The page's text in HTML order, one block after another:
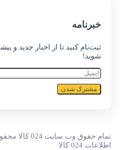
خبر‌نامه
ثبت‌نام کنید تا از اخبار جدید و
شوید!
مشترک شدن
تمام حقوق وب
اطلاعات 024 کالا